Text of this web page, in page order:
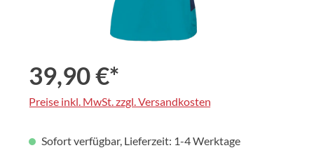
39,90 €*
Preise inkl. MwSt. zzgl. Versandkosten
Sofort verfügbar, Lieferzeit: 1-4 Werktage